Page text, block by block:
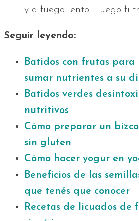
y a fuego lento. Luego
Seguir leyendo:
Batidos con frutas para
sumar nutrientes a su
Batidos verdes
nutritivos
Cómo preparar un
sin gluten
Cómo hacer yogur en
Beneficios de las
que tenés que conocer
Recetas de licuados de